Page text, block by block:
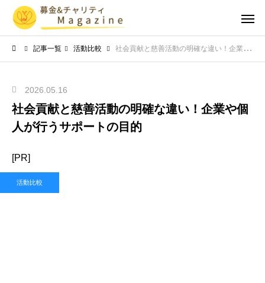
記事一覧 活動比較 社会貢献と慈善活動の明確な違い！企業や個人が行うサポートの目的
2026.05.16
社会貢献と慈善活動の明確な違い！企業や個
人が行うサポートの目的
[PR]
活動比較